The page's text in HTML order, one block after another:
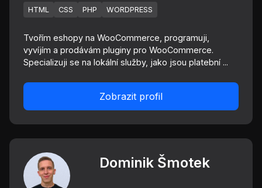
HTML CSS PHP WORDPRESS
Tvořím eshopy na WooCommerce, programuji,
vyvíjím a prodávám pluginy pro WooCommerce.
Specializuji se na lokální služby, jako jsou platební ...
Zobrazit profil
Dominik Šmotek